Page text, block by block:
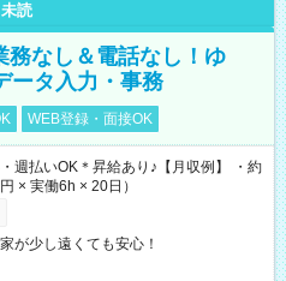
未読
務なし＆電話なし！ゆ
ータ入力・事務
WEB登録・面接OK
週払いOK＊昇給あり♪【月収例】 ・約
× 実働6h × 20日）
少し遠くても安心！